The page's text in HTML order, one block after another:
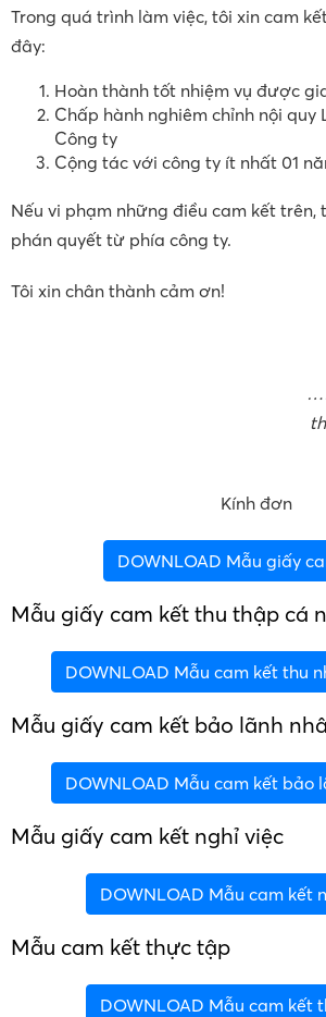
Trong quá trình làm việc, tôi xin cam
đây:
Hoàn thành tốt nhiệm vụ được
Chấp hành nghiêm chỉnh nội quy
Công ty
Cộng tác với công ty ít nhất 01
Nếu vi phạm những điều cam kết trên,
phán quyết từ phía công ty.
Tôi xin chân thành cảm ơn!
Kính đơn
DOWNLOAD Mẫu giấy
Mẫu giấy cam kết thu thập cá
DOWNLOAD Mẫu cam kết thu
Mẫu giấy cam kết bảo lãnh
DOWNLOAD Mẫu cam kết bảo
Mẫu giấy cam kết nghỉ việc
DOWNLOAD Mẫu cam kết
Mẫu cam kết thực tập
DOWNLOAD Mẫu cam kết